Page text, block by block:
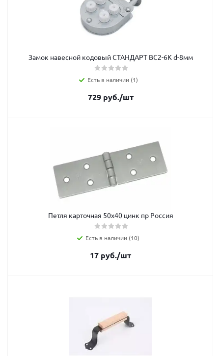
Замок навесной кодовый СТАНДАРТ ВС2-6К d-8мм
Есть в наличии (1)
729руб./шт
Петля карточная 50х40 цинк пр Россия
Есть в наличии (10)
17 руб./шт